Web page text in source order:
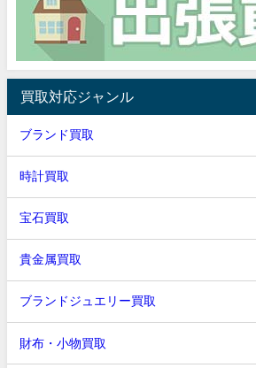
買取対応ジャンル
ブランド買取
時計買取
宝石買取
貴金属買取
ブランドジュエリー買取
財布・小物買取